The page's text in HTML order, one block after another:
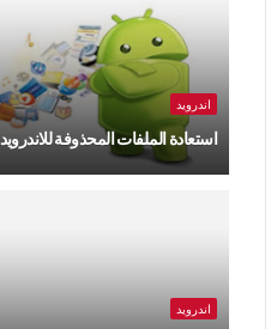
اندرويد
استعادة الملفات المحذوفة للاندرويد
اندرويد